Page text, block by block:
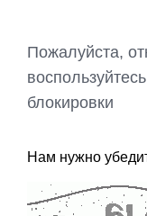
Пожалуйста,
блокировки
Нам нужно